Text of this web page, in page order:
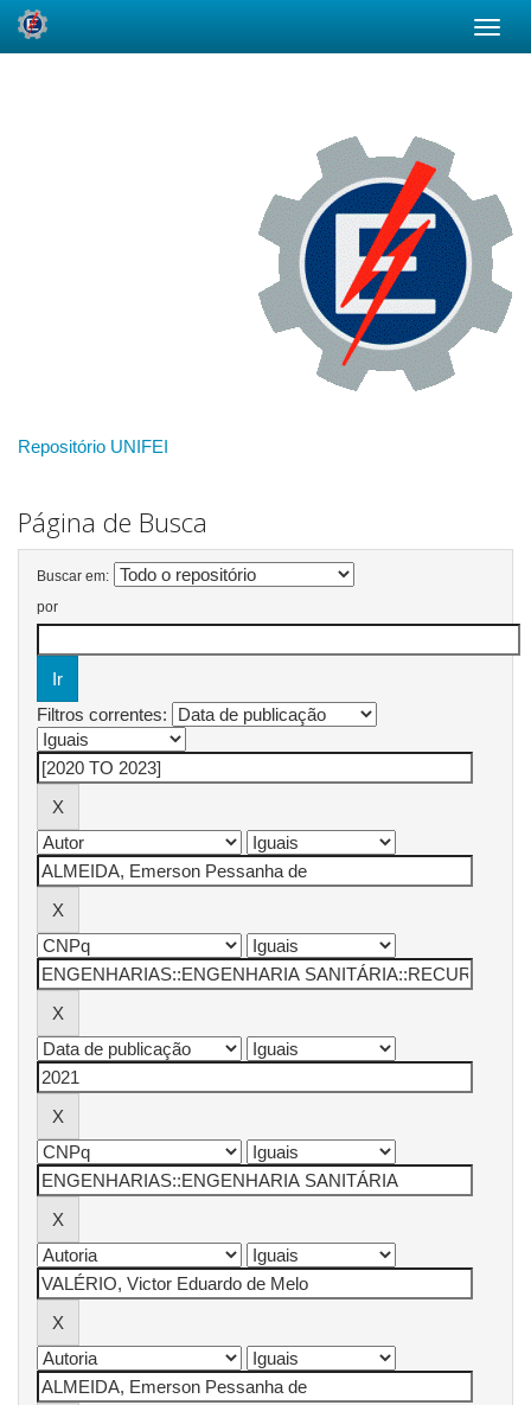
Repositório UNIFEI
Página de Busca
Buscar em:
por
Filtros correntes: